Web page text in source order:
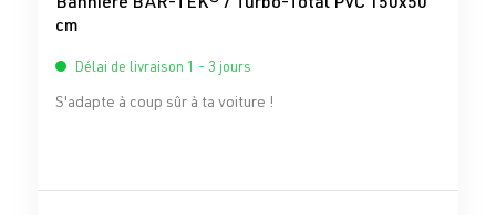
cm
Délai de livraison 1 - 3 jours
S'adapte à coup sûr à ta voiture !